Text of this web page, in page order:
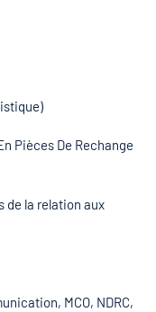
Pièces De Rechange
de la relation aux
MCO, NDRC,